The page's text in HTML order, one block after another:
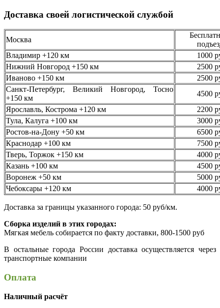
Доставка своей логистической службой
Москва
Владимир +120 км
1000
Нижний Новгород +150 км
2500
Иваново +150 км
2500
Санкт-Петербург, Великий Новгород, Тосно
+150 км
4500
Ярославль, Кострома +120 км
2200
Тула, Калуга +100 км
3000
Ростов-на-Дону +50 км
6500
Краснодар +100 км
7500
Тверь, Торжок +150 км
4000
Казань +100 км
4500
Воронеж +50 км
5000
Чебоксары +120 км
4000
Доставка за границы указанного города: 50 руб/км.
Сборка изделий в этих городах:
Мягкая мебель собирается по факту доставки, 800-1500 руб
В остальные города России доставка осуществляется через
транспортные компании
Оплата
Наличный расчёт